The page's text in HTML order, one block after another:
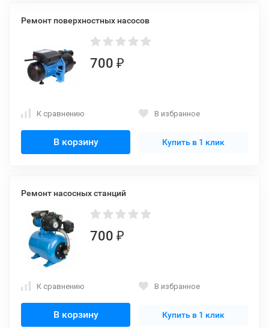
Ремонт поверхностных насосов
700 ₽
К сравнению В избранное
В корзину Купить в 1 клик
Ремонт насосных станций
700 ₽
К сравнению В избранное
В корзину Купить в 1 клик